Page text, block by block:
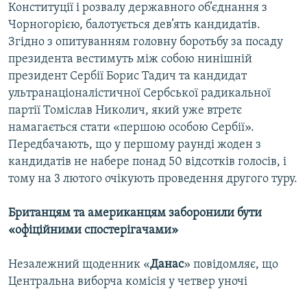
Усі сайти RFE/RL
Конституції і розвалу державного об’єднання з
Чорногорією, балотується дев’ять кандидатів.
Згідно з опитуванням головну боротьбу за посаду
президента вестимуть між собою нинішній
президент Сербії Борис Тадич та кандидат
ультранаціоналістичної Сербської радикальної
партії Томіслав Николич, який уже втретє
намагається стати «першою особою Сербії».
Передбачають, що у першому раунді жоден з
кандидатів не набере понад 50 відсотків голосів, і
тому на 3 лютого очікують проведення другого туру.
Британцям та американцям заборонили бути
«офіційними спостерігачами»
Незалежний щоденник «Данас» повідомляє, що
Центральна виборча комісія у четвер уночі